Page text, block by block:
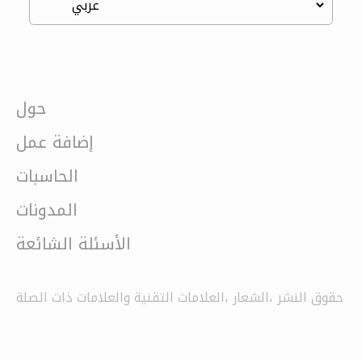
حول
إضافة عمل
الحاسبات
المدونات
الأسئلة الشائعة
حقوق النشر ،الشعار ،العلامات التقنية والعلامات ذات الصلة